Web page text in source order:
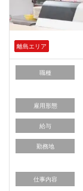
離島エリア
職種
雇用形態
給与
勤務地
仕事内容